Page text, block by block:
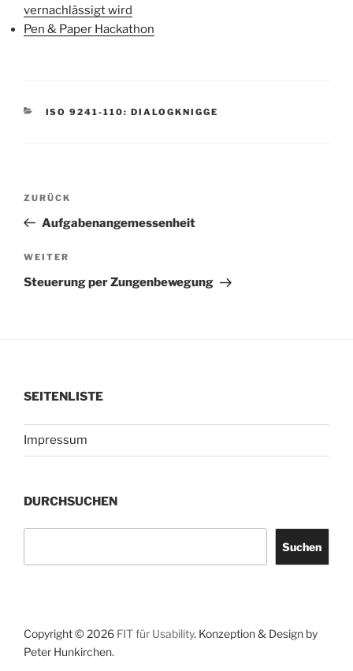
vernachlässigt wird
Pen & Paper Hackathon
KATEGORIEN
ISO 9241-110: DIALOGKNIGGE
Beitragsnavigation
Vorheriger
Beitrag
ZURÜCK
Aufgabenangemessenheit
Nächster
Beitrag
WEITER
Steuerung per Zungenbewegung
SEITENLISTE
Impressum
DURCHSUCHEN
Suchen
Copyright © 2026 FIT für Usability. Konzeption & Design by
Peter Hunkirchen.